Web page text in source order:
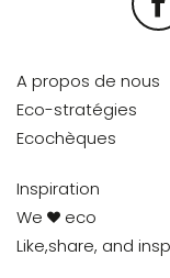
A propos de nous
Eco-stratégies
Ecochèques
Inspiration
We
eco
Like,share, and